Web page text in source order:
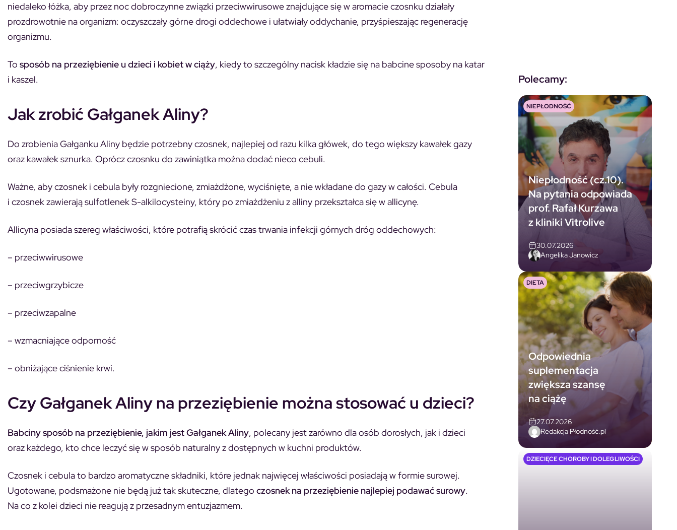
niedaleko łóżka, aby przez noc dobroczynne związki przeciwwirusowe znajdujące się w aromacie czosnku działały
prozdrowotnie na organizm: oczyszczały górne drogi oddechowe i ułatwiały oddychanie, przyśpieszając regenerację
organizmu.
To sposób na przeziębienie u dzieci i kobiet w ciąży, kiedy to szczególny nacisk kładzie się na babcine sposoby na katar
i kaszel.
Jak zrobić Gałganek Aliny?
Do zrobienia Gałganku Aliny będzie potrzebny czosnek, najlepiej od razu kilka główek, do tego większy kawałek gazy
oraz kawałek sznurka. Oprócz czosnku do zawiniątka można dodać nieco cebuli.
Ważne, aby czosnek i cebula były rozgniecione, zmiażdżone, wyciśnięte, a nie wkładane do gazy w całości. Cebula
i czosnek zawierają sulfotlenek S-alkilocysteiny, który po zmiażdżeniu z alliny przekształca się w allicynę.
Allicyna posiada szereg właściwości, które potrafią skrócić czas trwania infekcji górnych dróg oddechowych:
– przeciwwirusowe
– przeciwgrzybicze
– przeciwzapalne
– wzmacniające odporność
– obniżające ciśnienie krwi.
Czy Gałganek Aliny na przeziębienie można stosować u dzieci?
Babciny sposób na przeziębienie, jakim jest Gałganek Aliny, polecany jest zarówno dla osób dorosłych, jak i dzieci
oraz każdego, kto chce leczyć się w sposób naturalny z dostępnych w kuchni produktów.
Czosnek i cebula to bardzo aromatyczne składniki, które jednak najwięcej właściwości posiadają w formie surowej.
Ugotowane, podsmażone nie będą już tak skuteczne, dlatego czosnek na przeziębienie najlepiej podawać surowy.
Na co z kolei dzieci nie reagują z przesadnym entuzjazmem.
Polecamy:
Niepłodność (cz.10).
Na pytania odpowiada
prof. Rafał Kurzawa
z kliniki Vitrolive
30.07.2026
Angelika Janowicz
NIEPŁODNOŚĆ
Odpowiednia
suplementacja
zwiększa szansę
na ciążę
27.07.2026
Redakcja Płodność.pl
DIETA
DZIECIĘCE CHOROBY I DOLEGLIWOŚCI